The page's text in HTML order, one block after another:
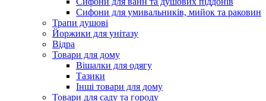
Сифони для умивальників, мийок та раковин
Трапи душові
Йоржики для унітазу
Відра
Товари для дому
Вішалки для одягу
Тазики
Інші товари для дому
Товари для саду та городу